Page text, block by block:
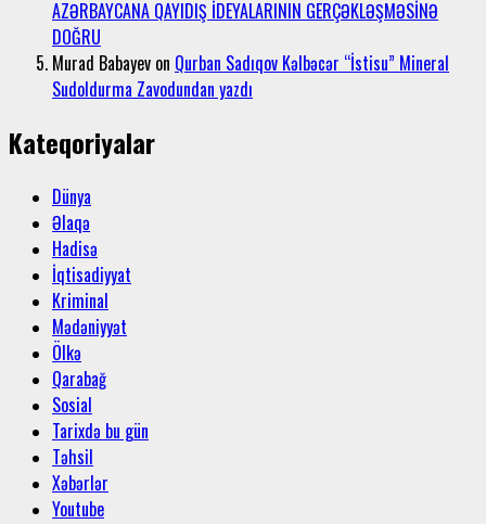
AZƏRBAYCANA QAYIDIŞ İDEYALARININ GERÇƏKLƏŞMƏSİNƏ
DOĞRU
Murad Babayev on Qurban Sadıqov Kəlbəcər “İstisu” Mineral
Sudoldurma Zavodundan yazdı
Kateqoriyalar
Dünya
Əlaqə
Hadisə
İqtisadiyyat
Kriminal
Mədəniyyət
Ölkə
Qarabağ
Sosial
Tarixdə bu gün
Təhsil
Xəbərlər
Youtube